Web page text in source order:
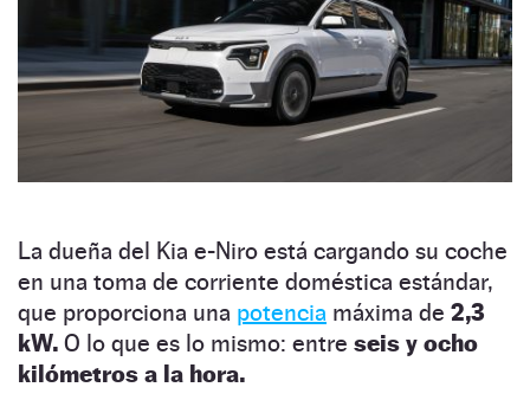
La dueña del Kia e-Niro está cargando su coche
en una toma de corriente doméstica estándar,
que proporciona una potencia máxima de 2,3
kW. O lo que es lo mismo: entre seis y ocho
kilómetros a la hora.